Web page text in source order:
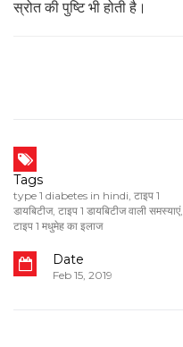
स्रोत की पुष्टि भी होती है।
Tags
type 1 diabetes in hindi, टाइप 1
डायबिटीज, टाइप 1 डायबिटीज वाली समस्याएं,
टाइप 1 मधुमेह का इलाज
Date
Feb 15, 2019